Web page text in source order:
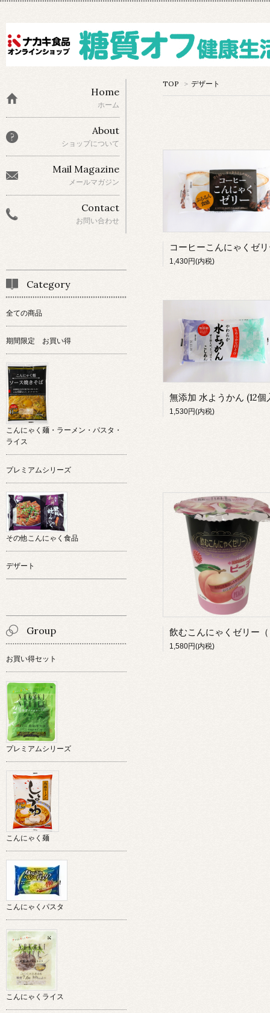
TOP > デザート
1,430円(内税)
無添加 水ようかん (12個
1,530円(内税)
1,580円(内税)
Home
ホーム
About
ショップについて
Mail Magazine
メールマガジン
Contact
お問い合わせ
Category
全ての商品
期間限定 お買い得
こんにゃく麺・ラーメン・パスタ・
ライス
プレミアムシリーズ
その他こんにゃく食品
デザート
Group
お買い得セット
プレミアムシリーズ
こんにゃく麺
こんにゃくパスタ
こんにゃくライス